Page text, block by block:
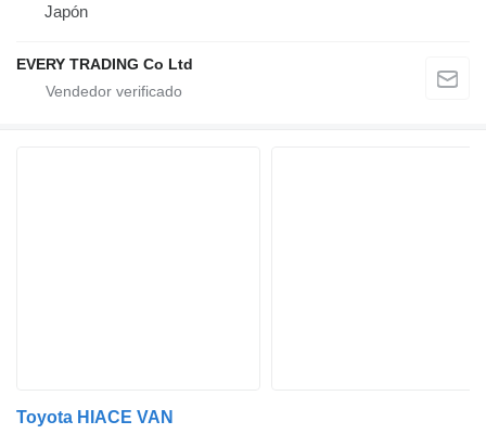
Japón
EVERY TRADING Co Ltd
Toyota HIACE VAN